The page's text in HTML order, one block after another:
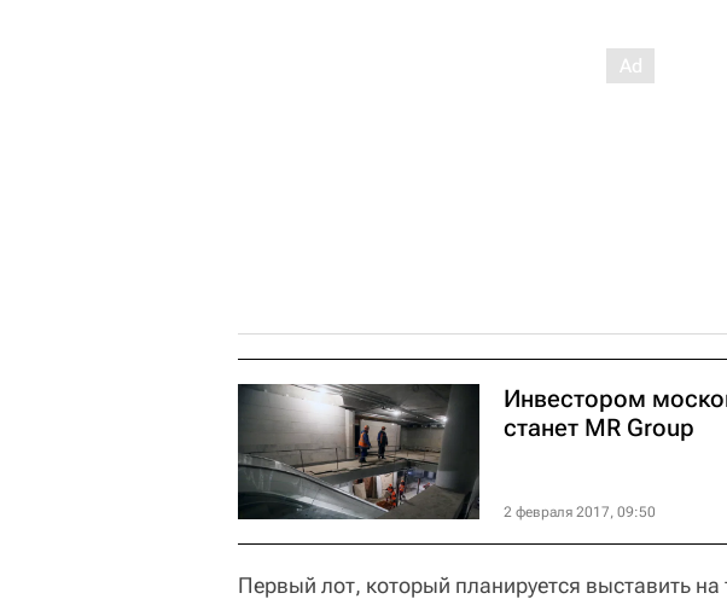
Инвестором
станет MR Group
2 февраля 2017, 09:50
Первый лот, который планируется выставить на